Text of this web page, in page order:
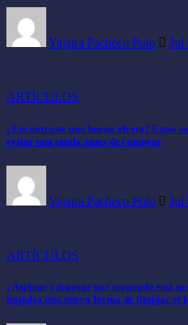
Yajaira Pacheco Polo Jul
ARTÍCULOS
¿Encontraste una buena oferta? Estas
evitar una estafa antes de comprar
Yajaira Pacheco Polo Jul
ARTÍCULOS
¿Aspirar y trapear por separado está
impulsa una nueva forma de limpiar el